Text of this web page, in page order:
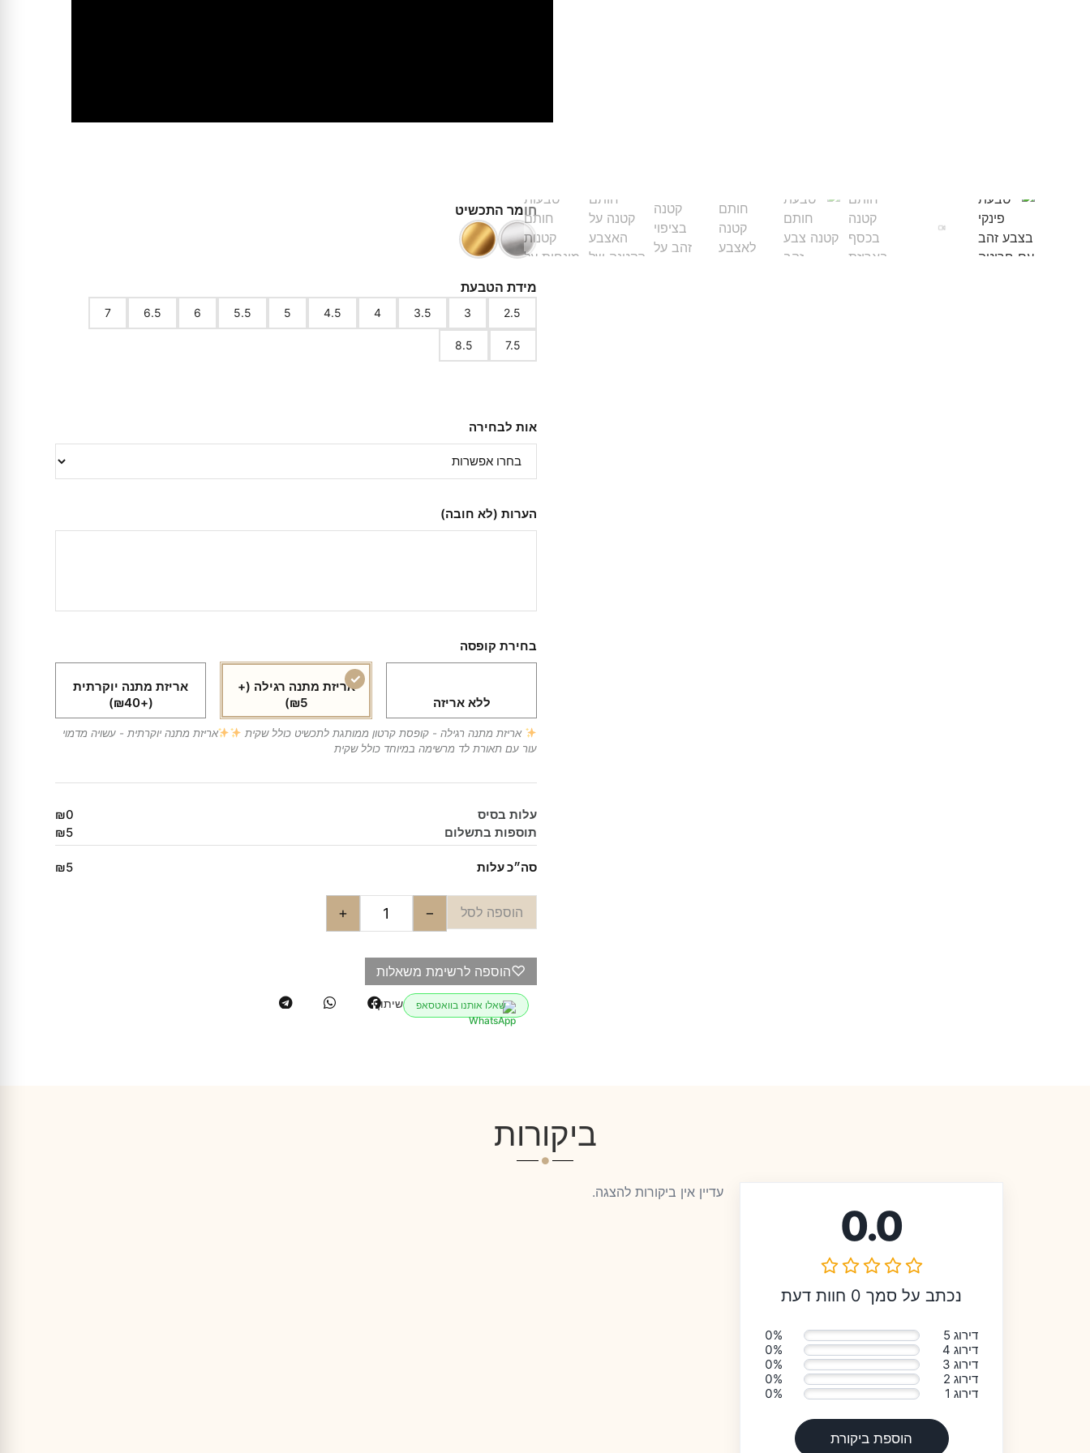
חומר התכשיט
מידת הטבעת
2.5
3
3.5
4
4.5
5
5.5
6
6.5
7
7.5
8.5
אות לבחירה
הערות (לא חובה)
בחירת קופסה
ללא אריזה
אריזת מתנה רגילה (+
₪5)
אריזת מתנה יוקרתית
(+₪40)
אריזת מתנה רגילה - קופסת קרטון ממותגת לתכשיט כולל שקית
אריזת מתנה יוקרתית - עשויה מדמוי
עור עם תאורת לד מרשימה במיוחד כולל שקית
עלות בסיס
₪0
תוספות בתשלום
₪5
סה״כ עלות ₪5
−
+ הוספה לסל
♡הוספה לרשימת משאלות
שאלו אותנו בוואטסאפ שיתוף
ביקורות
0.0
נכתב על סמך 0 חוות דעת
דירוג 5
0%
דירוג 4
0%
דירוג 3
0%
דירוג 2
0%
דירוג 1
0%
הוספת ביקורת
עדיין אין ביקורות להצגה.